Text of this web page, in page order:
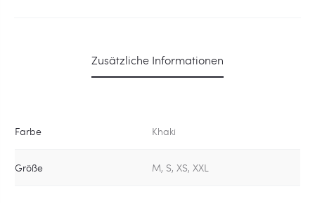
Zusätzliche Informationen
Farbe Khaki
Größe M, S, XS, XXL